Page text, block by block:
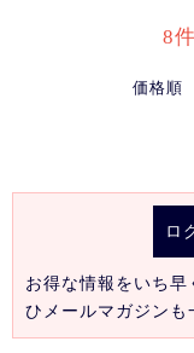
8件
価格順
ロ
お得な情報をいち
ひメールマガジンも